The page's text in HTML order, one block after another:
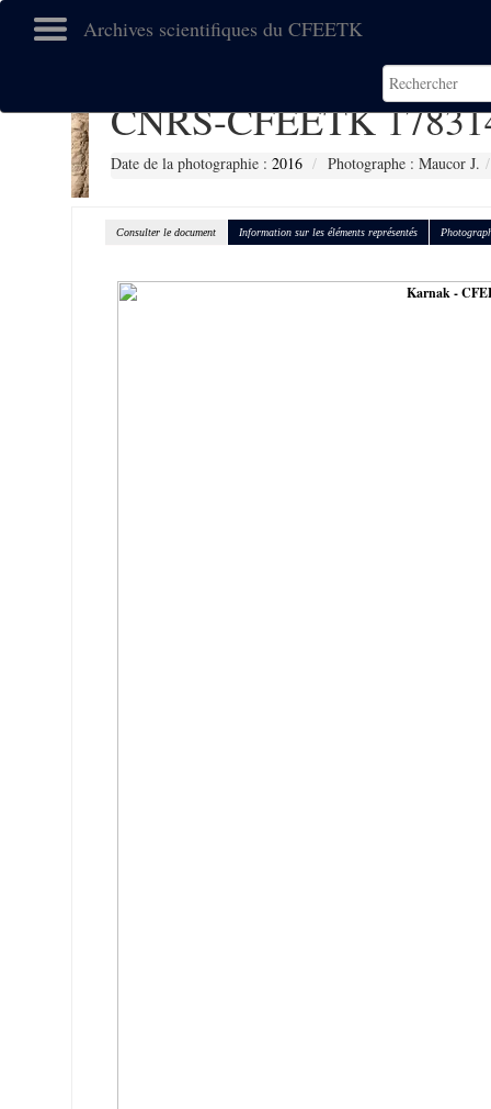
Archives scientifiques du CFEETK
CNRS-CFEETK
Date de la photographie : 2016 Photographe : Maucor J.
Consulter le document Information sur les éléments représentés